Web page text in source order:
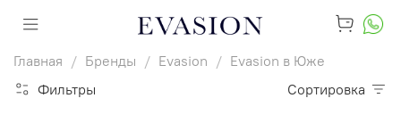
Главная Бренды Evasion
Evasion в Юже
Фильтры
Сортировка